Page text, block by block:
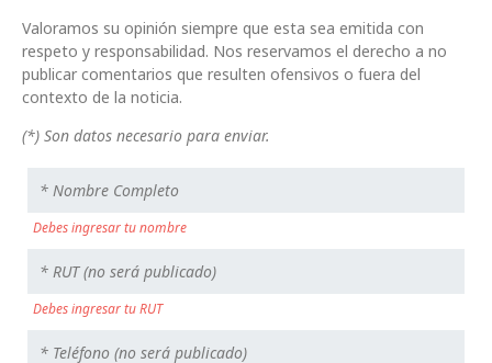
Valoramos su opinión siempre que esta sea emitida con
respeto y responsabilidad. Nos reservamos el derecho a no
publicar comentarios que resulten ofensivos o fuera del
contexto de la noticia.
(*) Son datos necesario para enviar.
Debes ingresar tu nombre
Debes ingresar tu RUT